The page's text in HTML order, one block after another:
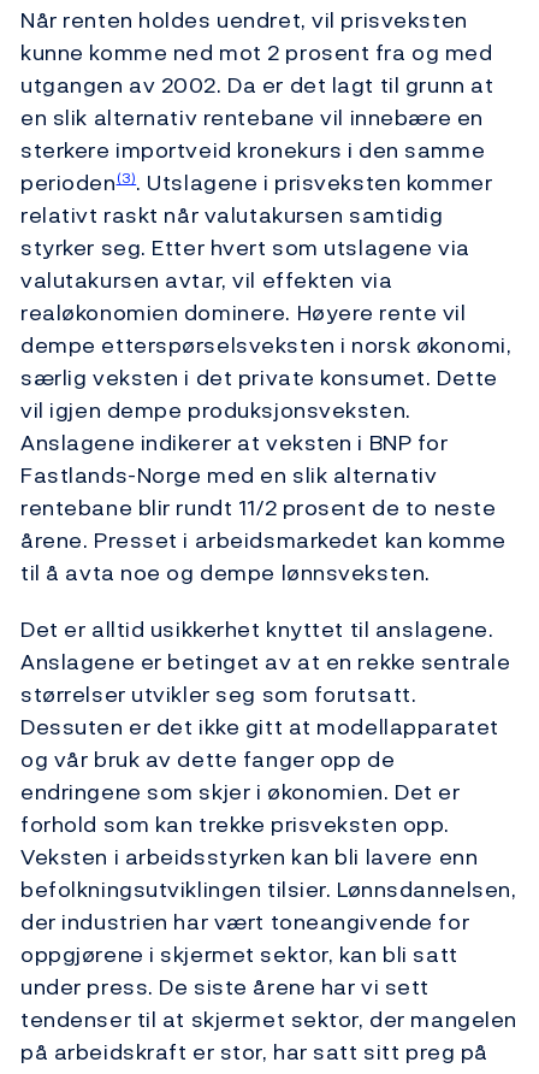
Når renten holdes uendret, vil prisveksten
kunne komme ned mot 2 prosent fra og med
utgangen av 2002. Da er det lagt til grunn at
en slik alternativ rentebane vil innebære en
sterkere importveid kronekurs i den samme
perioden(3). Utslagene i prisveksten kommer
relativt raskt når valutakursen samtidig
styrker seg. Etter hvert som utslagene via
valutakursen avtar, vil effekten via
realøkonomien dominere. Høyere rente vil
dempe etterspørselsveksten i norsk økonomi,
særlig veksten i det private konsumet. Dette
vil igjen dempe produksjonsveksten.
Anslagene indikerer at veksten i BNP for
Fastlands-Norge med en slik alternativ
rentebane blir rundt 11/2 prosent de to neste
årene. Presset i arbeidsmarkedet kan komme
til å avta noe og dempe lønnsveksten.
Det er alltid usikkerhet knyttet til anslagene.
Anslagene er betinget av at en rekke sentrale
størrelser utvikler seg som forutsatt.
Dessuten er det ikke gitt at modellapparatet
og vår bruk av dette fanger opp de
endringene som skjer i økonomien. Det er
forhold som kan trekke prisveksten opp.
Veksten i arbeidsstyrken kan bli lavere enn
befolkningsutviklingen tilsier. Lønnsdannelsen,
der industrien har vært toneangivende for
oppgjørene i skjermet sektor, kan bli satt
under press. De siste årene har vi sett
tendenser til at skjermet sektor, der mangelen
på arbeidskraft er stor, har satt sitt preg på